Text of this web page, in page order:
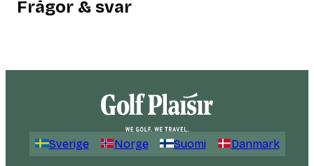
Frågor & svar
Sverige Norge Suomi Danmark